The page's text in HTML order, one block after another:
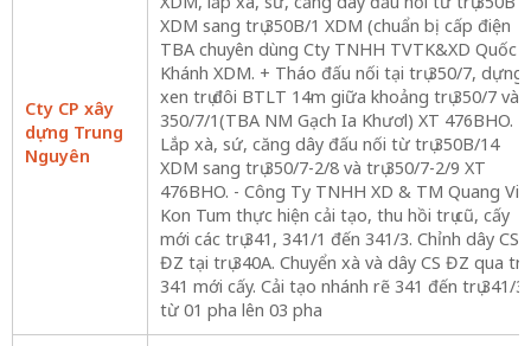
Cty CP xây
dựng Trung
Nguyên
XDM sang trụ 350B/1 XDM (chuẩn bị cấp điện
TBA chuyên dùng Cty TNHH TVTK&XD Quốc
Khánh XDM. + Tháo đấu nối tại trụ 350/7, dựng
xen trụ đôi BTLT 14m giữa khoảng trụ 350/7 và
350/7/1(TBA NM Gạch Ia Khươl) XT 476BHO. +
Lắp xà, sứ, căng dây đấu nối từ trụ 350B/14
XDM sang trụ 350/7-2/8 và trụ 350/7-2/9 XT
476BHO. - Công Ty TNHH XD & TM Quang
Kon Tum thực hiện cải tạo, thu hồi trụ cũ, cấy
mới các trụ 341, 341/1 đến 341/3. Chỉnh dây CS
ĐZ tại trụ 340A. Chuyển xà và dây CS ĐZ qua trụ
341 mới cấy. Cải tạo nhánh rẽ 341 đến trụ 341/3
từ 01 pha lên 03 pha